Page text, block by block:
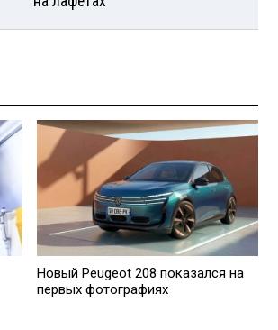
Новый Peugeot 208 показался на
первых фотографиях